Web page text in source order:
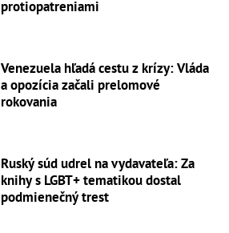
protiopatreniami
Venezuela hľadá cestu z krízy: Vláda
a opozícia začali prelomové
rokovania
Ruský súd udrel na vydavateľa: Za
knihy s LGBT+ tematikou dostal
podmienečný trest